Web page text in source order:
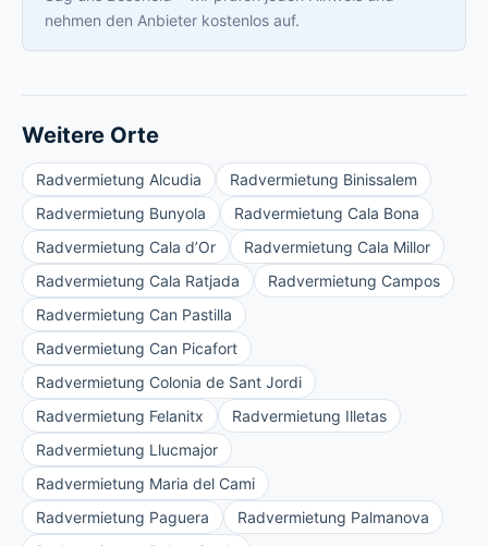
nehmen den Anbieter kostenlos auf.
Weitere Orte
Radvermietung Alcudia
Radvermietung Binissalem
Radvermietung Bunyola
Radvermietung Cala Bona
Radvermietung Cala d’Or
Radvermietung Cala Millor
Radvermietung Cala Ratjada
Radvermietung Campos
Radvermietung Can Pastilla
Radvermietung Can Picafort
Radvermietung Colonia de Sant Jordi
Radvermietung Felanitx
Radvermietung Illetas
Radvermietung Llucmajor
Radvermietung Maria del Cami
Radvermietung Paguera
Radvermietung Palmanova